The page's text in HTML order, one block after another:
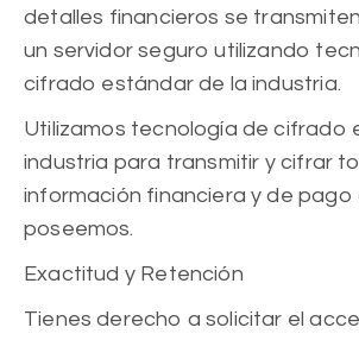
detalles financieros se
un servidor seguro utilizando
cifrado estándar de la industria.
Utilizamos tecnología de cifrado
industria para transmitir y cifrar
información financiera y de pago
poseemos.
Exactitud y Retención
Tienes derecho a solicitar el